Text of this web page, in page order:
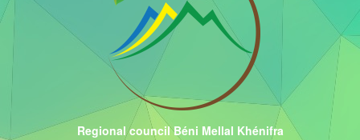
Regional council Béni Mellal Khénifra